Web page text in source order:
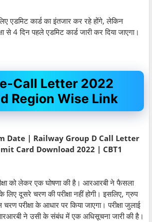
एडमिट कार्ड का इंतजार कर रहे होंगे, लेकिन
से 4 दिन पहले एडमिट कार्ड जारी कर दिया जाएगा।
Call Letter 2022
Region Wise Link
Date | Railway Group D Call Letter
Card Download 2022 | CBT1
को लेकर एक घोषणा की है। आरआरबी ने फैसला
दूसरे चरण की परीक्षा नहीं होगी। इसलिए, ग्रुप
परीक्षा के आधार पर किया जाएगा। परीक्षा जुलाई
ने उसी के संबंध में एक अधिसूचना जारी की है।